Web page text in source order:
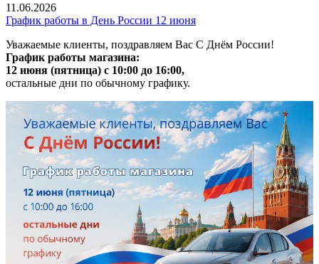
11.06.2026
График работы в День России 12 июня
Уважаемые клиенты, поздравляем Вас С Днём России!
График работы магазина:
12 июня (пятница) с 10:00 до 16:00,
остальные дни по обычному графику.